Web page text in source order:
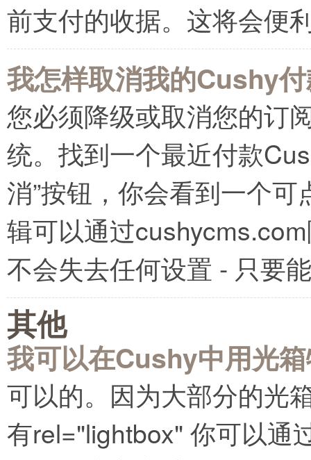
前支付的收据。这将会便
我怎样取消我的Cushy
您必须降级或取消您的订
统。找到一个最近付款
消”按钮，你会看到一个
辑可以通过
不会失去任何设置 - 只要
其他
我可以在Cushy中用光
可以的。因为大部分的光
有rel="lightbox" 你可以通